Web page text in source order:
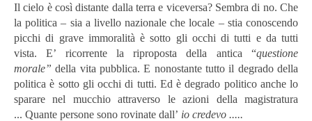
Il cielo è così distante dalla terra e viceversa? Sembra di no. Che
la politica – sia a livello nazionale che locale – stia conoscendo
picchi di grave immoralità è sotto gli occhi di tutti e da tutti
vista.E’ ricorrente la riproposta della antica “questione
morale” della vita pubblica.E nonostante tutto il degrado della
politica è sotto gli occhi di tutti. Ed è degrado politico anche lo
sparare nel mucchio attraverso le azioni della magistratura
... Quante persone sono rovinate dall’ io credevo .....